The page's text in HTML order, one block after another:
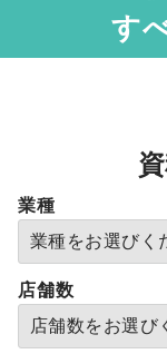
す
業種
店舗数